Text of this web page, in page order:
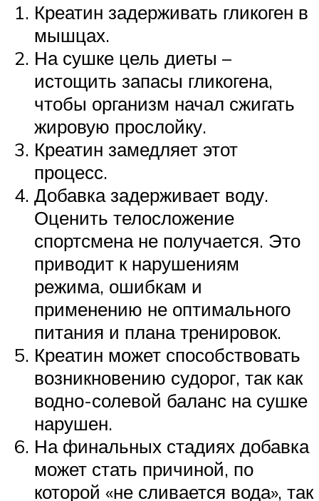
Креатин задерживать гликоген в
мышцах.
На сушке цель диеты –
истощить запасы гликогена,
чтобы организм начал сжигать
жировую прослойку.
Креатин замедляет этот
процесс.
Добавка задерживает воду.
Оценить телосложение
спортсмена не получается. Это
приводит к нарушениям
режима, ошибкам и
применению не оптимального
питания и плана тренировок.
Креатин может способствовать
возникновению судорог, так как
водно-солевой баланс на сушке
нарушен.
На финальных стадиях добавка
может стать причиной, по
которой «не сливается вода», так